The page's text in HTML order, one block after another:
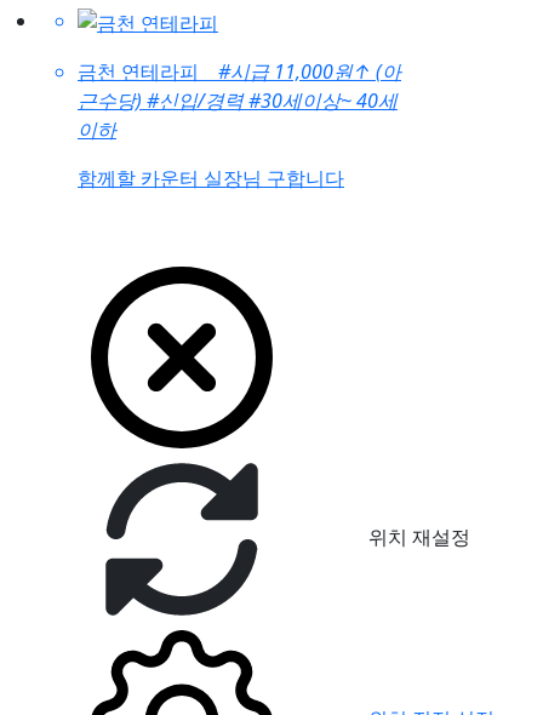
금천 연테라피 #시급 11,000원↑ (아
근수당) #신입/경력#30세이상~ 40세
이하
함께할 카운터 실장님 구합니다
위치 재설정